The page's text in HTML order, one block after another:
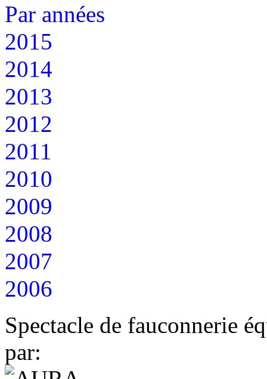
Par années
2015
2014
2013
2012
2011
2010
2009
2008
2007
2006
Spectacle de fauconnerie
par: